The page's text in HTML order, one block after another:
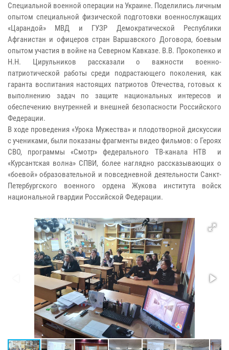
Специальной военной операции на Украине. Поделились личным
опытом специальной физической подготовки военнослужащих
«Царандой» МВД и ГУЗР Демократической Республики
Афганистан и офицеров стран Варшавского Договора, боевым
опытом участия в войне на Северном Кавказе. В.В. Прокопенко и
Н.Н. Цирульников рассказали о важности военно-
патриотической работы среди подрастающего поколения, как
гаранта воспитания настоящих патриотов Отечества, готовых к
выполнению задач по защите национальных интересов и
обеспечению внутренней и внешней безопасности Российского
Федерации.
В ходе проведения «Урока Мужества» и плодотворной дискуссии
с учениками, были показаны фрагменты видео фильмов: о Героях
СВО, программы «Смотр» федерального ТВ-канала НТВ и
«Курсантская волна» СПВИ, более наглядно рассказывающих о
«боевой» образовательной и повседневной деятельности Санкт-
Петербургского военного ордена Жукова института войск
национальной гвардии Российской Федерации.